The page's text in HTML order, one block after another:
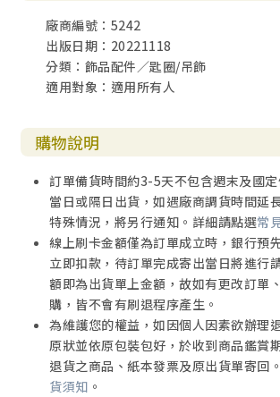
廠商編號：5242
出版日期：20221118
分類：飾品配件／匙圈/吊飾
適用對象：適用所有人
購物說明
訂單備貨時間約3-5天不包含週末及國
當日或隔日出貨，如遇廠商調貨時間延
特殊情況，將另行通知。詳細請點選常
線上刷卡金額僅為訂單成立時，銀行預
立即扣款，待訂單完成寄出當日將進行
額即為出貨單上金額，故如有更改訂單
購，皆不會有刷退程序產生。
為維護您的權益，如因個人因素欲辦理
原狀並依原包裝包好，於收到商品鑑賞
退貨之商品、紙本發票及原出貨單寄回
貨須知 。